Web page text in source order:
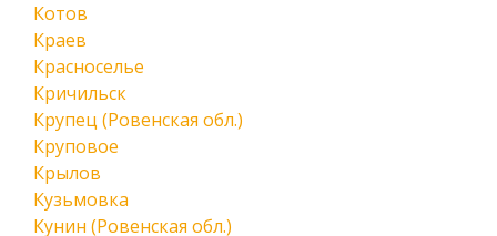
Котов
Краев
Красноселье
Кричильск
Крупец (Ровенская обл.)
Круповое
Крылов
Кузьмовка
Кунин (Ровенская обл.)